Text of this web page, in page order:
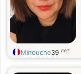
Minouche39 лет